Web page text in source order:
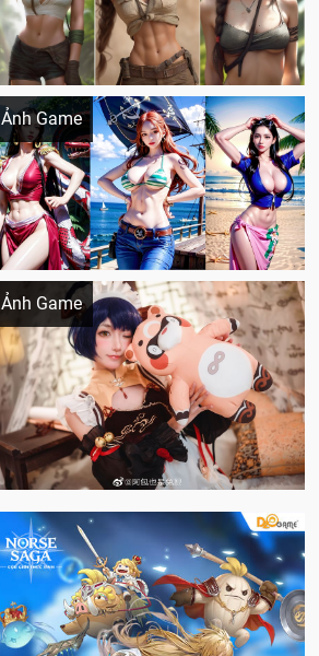
Ảnh Game
Khi AI Cosplay gái đẹp One Piece
Ảnh Game
Cosplay Xiangling siêu cute